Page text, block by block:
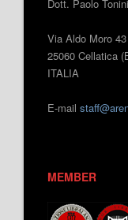
Dott. Paolo Tonini
Via Aldo Moro 43
25060 Cellatica
ITALIA
E-mail
MEMBER